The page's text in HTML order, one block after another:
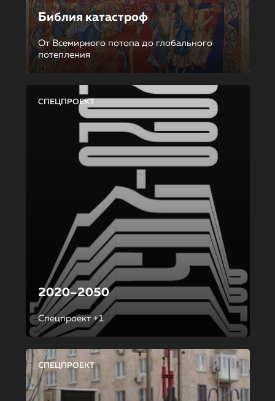
Библия катастроф
От Всемирного потопа до глобального
потепления
СПЕЦПРОЕКТ
2020–2050
Спецпроект +1
СПЕЦПРОЕКТ